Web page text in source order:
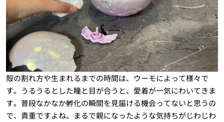
殻の割れ方や生まれるまでの時間は、ウーモによって様々で
す。うるうるとした瞳と目が合うと、愛着が一気にわいてきま
す。普段なかなか孵化の瞬間を見届ける機会ってないと思うの
で、貴重ですよね。まるで親になったような気持ちがじわじわ